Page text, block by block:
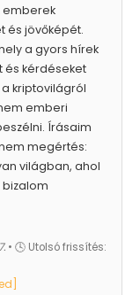
emberek
és jövőképét.
a gyors hírek
és kérdéseket
kriptovilágról
emberi
Írásaim
megértés:
világban, ahol
• 🕓 Utolsó frissítés: